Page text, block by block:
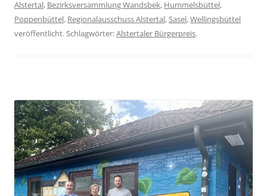
Alstertal, Bezirksversammlung Wandsbek, Hummelsbüttel,
Poppenbüttel, Regionalausschuss Alstertal,Sasel,Wellingsbüttel
veröffentlicht. Schlagwörter:Alstertaler Bürgerpreis.